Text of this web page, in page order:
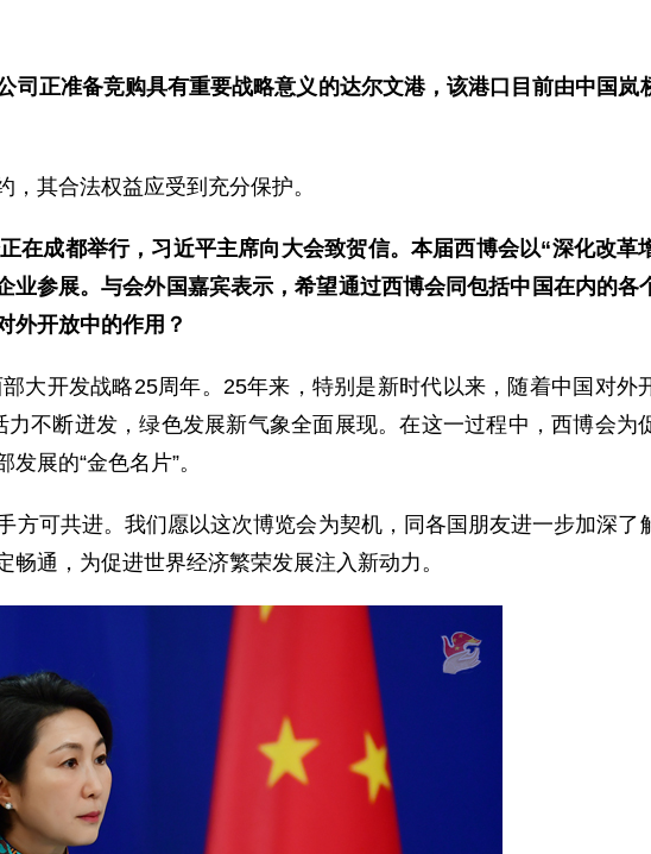
司正准备竞购具有重要战略意义的达尔文港，该港口目前由中国岚
其合法权益应受到充分保护。
在成都举行，习近平主席向大会致贺信。本届西博会以“深化改革
参展。与会外国嘉宾表示，希望通过西博会同包括中国在内的各
外开放中的作用？
大开发战略25周年。25年来，特别是新时代以来，随着中国对外
力不断迸发，绿色发展新气象全面展现。在这一过程中，西博会为
展的“金色名片”。
方可共进。我们愿以这次博览会为契机，同各国朋友进一步加深了
通，为促进世界经济繁荣发展注入新动力。